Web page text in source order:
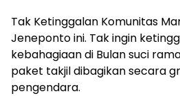
Tak Ketinggalan Komunitas
Jeneponto ini. Tak ingin
kebahagiaan di Bulan suci
paket takjil dibagikan secara
pengendara.